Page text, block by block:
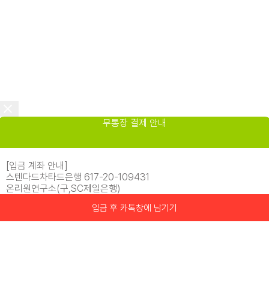
무통장 결제 안내
[입금 계좌 안내]
스텐다드차타드은행 617-20-109431
온리원연구소(구,SC제일은행)
입금 후 카톡창에 남기기